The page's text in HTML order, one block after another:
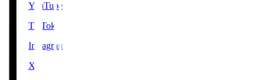
YouTube
TikTok
Instagram
X